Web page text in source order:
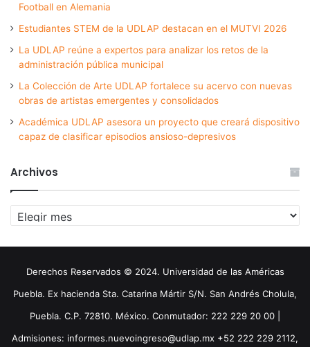
Football en Alemania
Estudiantes STEM de la UDLAP destacan en el MUTVI 2026
La UDLAP reúne a expertos para analizar los retos de la
administración pública municipal
La Colección de Arte UDLAP fortalece su acervo con nuevas
obras de artistas emergentes y consolidados
Académica UDLAP asesora un proyecto que creará dispositivo
capaz de clasificar episodios ansioso-depresivos
Archivos
Archivos
Derechos Reservados © 2024. Universidad de las Américas
Puebla. Ex hacienda Sta. Catarina Mártir S/N. San Andrés Cholula,
Puebla. C.P. 72810. México. Conmutador: 222 229 20 00 |
Admisiones: informes.nuevoingreso@udlap.mx +52 222 229 2112,